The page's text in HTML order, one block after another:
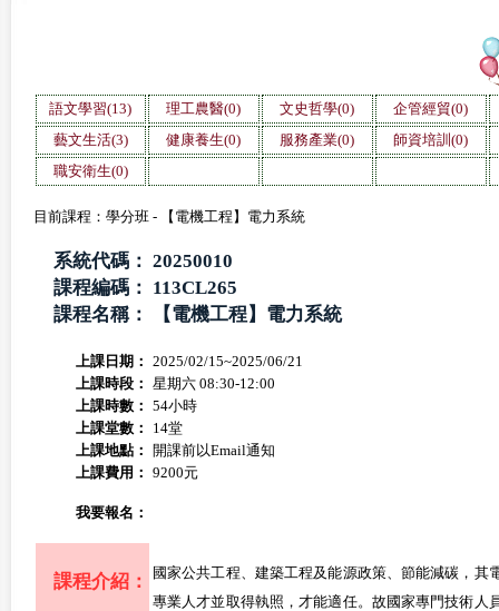
語文學習(13) 理工農醫(0) 文史哲學(0)
企管經貿(0)
藝文生活(3)
健康養生(0) 服務產業(0)
師資培訓(0)
職安衛生(0)
目前課程：學分班 - 【電機工程】電力系統
系統代碼： 20250010
課程編碼： 113CL265
課程名稱：
【電機工程】電力系統
上課日期： 2025/02/15~2025/06/21
上課時段： 星期六 08:30-12:00
上課時數： 54小時
上課堂數：
14堂
上課地點： 開課前以Email通知
上課費用： 9200元
我要報名：
課程介紹：
國家公共工程、建築工程及能源政策、節能減碳，
專業人才並取得執照，才能適任。故國家專門技術